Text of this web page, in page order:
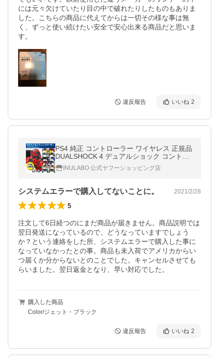
には元々欠けていたり目の中で破れたりしたものもありま
した。こちらの商品に代えてからは一切その様な事は無
く、ずっと使い続けたい安全で安心出来る商品だと思いま
す。
違反報告 いいね 2
PS4 純正 コントローラー ワイヤレス 正規品
DUALSHOCK 4 デュアルショック コントロ
ーラー Playstation 4 中国版
INULABO 公式ヤフーショッピング店
システムエラーで購入してないことに。 2021/2/28
5
注文して6日経つのにまだ商品が届きません。商品説明では
翌日発送になっているので、どうなっていますでしょう
か？という連絡をした所、システムエラーで購入した事に
なっていなかったとの事。商品も未入荷でアメリカからい
つ届くか分からないとのことでした。キャンセルさせても
らいました。翌日返金となり、早い対応でした。
購入した商品
Color/ジェット・ブラック
違反報告 いいね 2